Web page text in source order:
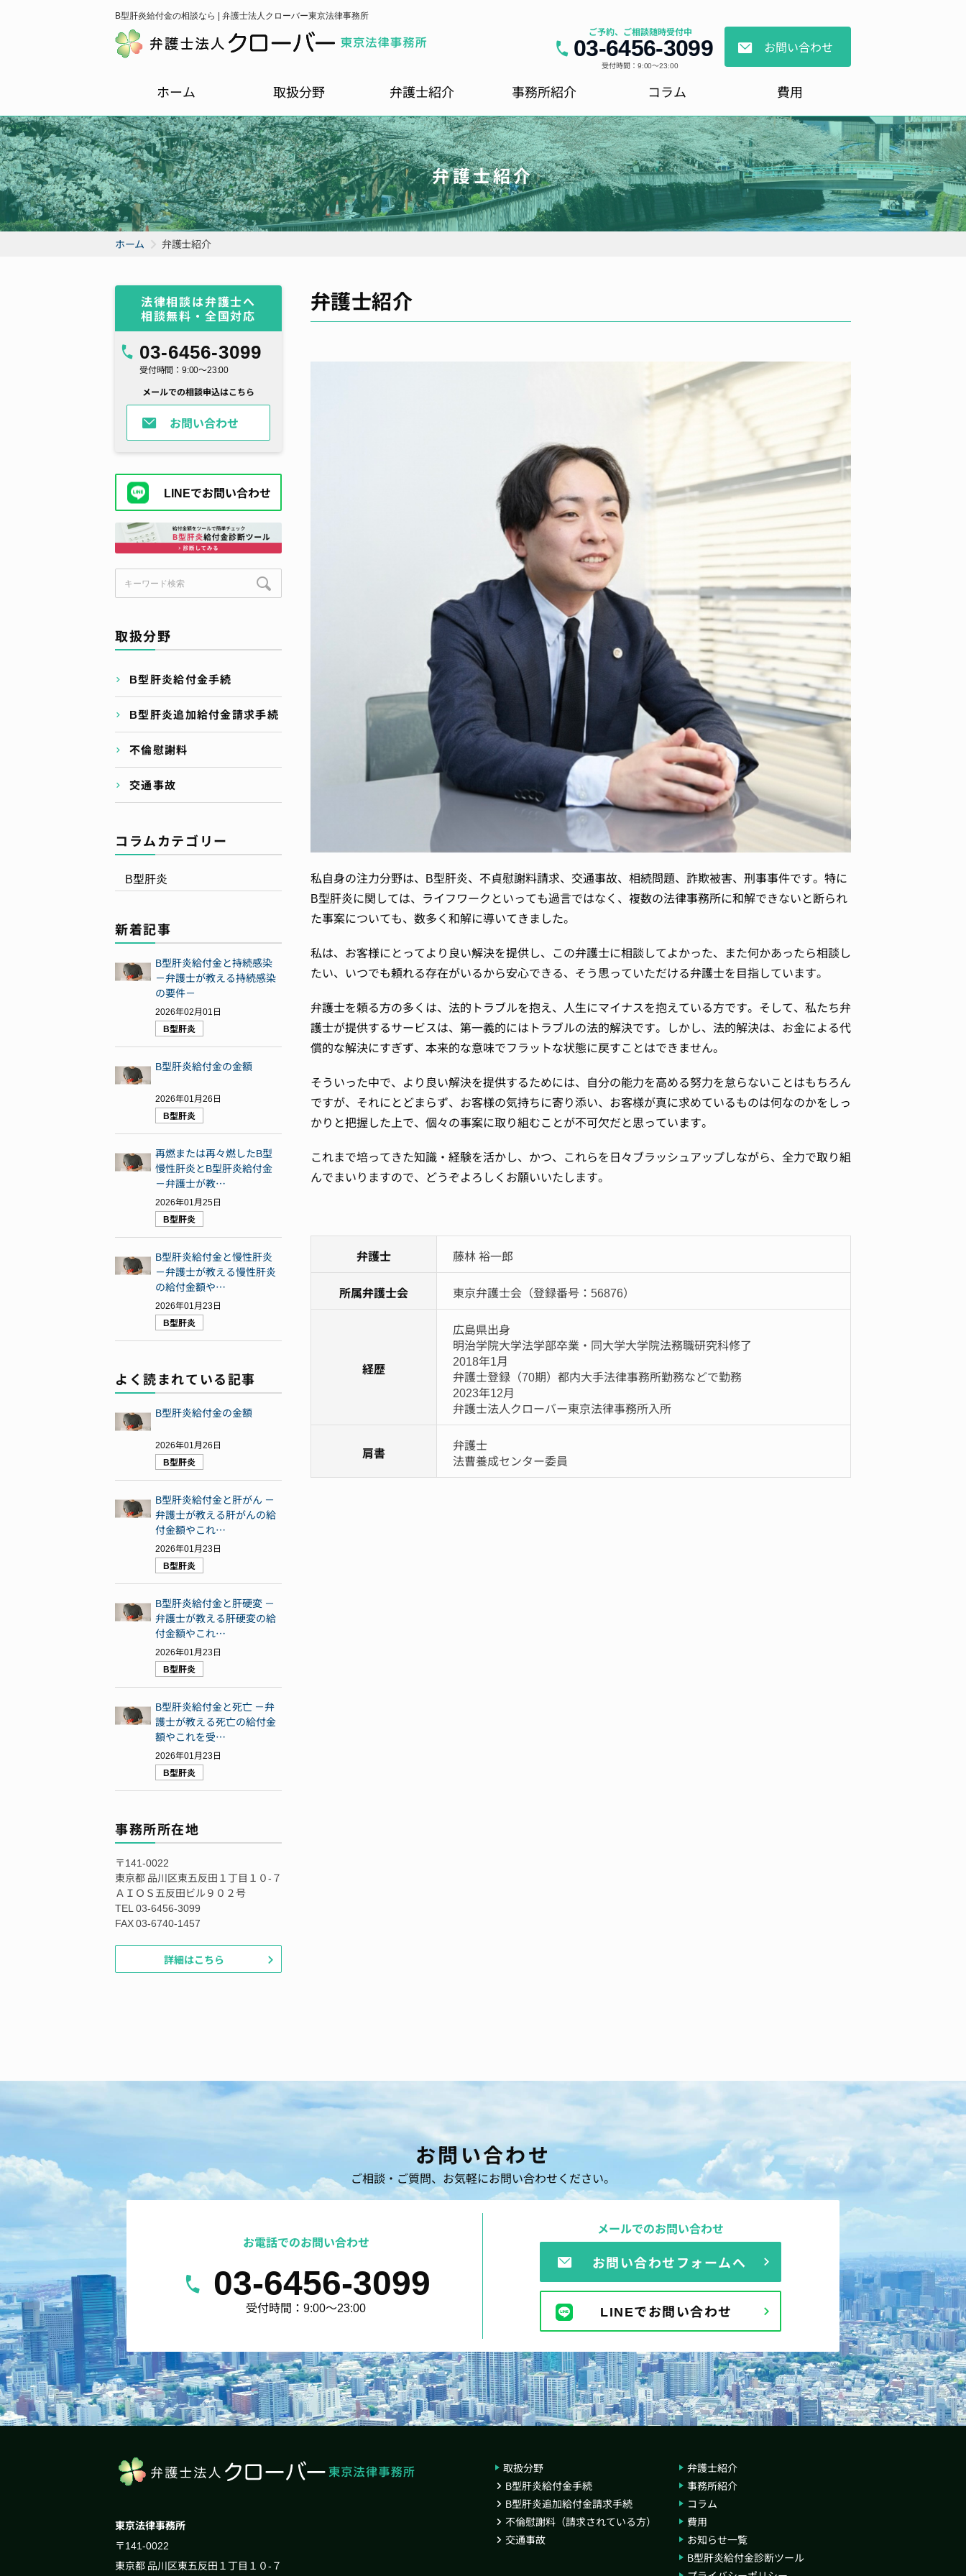
B型肝炎給付金の相談なら | 弁護士法人クローバー東京法律事務所
ご予約、ご相談随時受付中
03-6456-3099
受付時間：9:00～23:00
お問い合わせ
ホーム 取扱分野 弁護士紹介 事務所紹介 コラム 費用
弁護士紹介
ホーム 弁護士紹介
弁護士紹介
私自身の注力分野は、B型肝炎、不貞慰謝料請求、交通事故、相続問題、詐欺被害、刑事事件です。特に
B型肝炎に関しては、ライフワークといっても過言ではなく、複数の法律事務所に和解できないと断られ
た事案についても、数多く和解に導いてきました。
私は、お客様にとってより良い解決を提供し、この弁護士に相談してよかった、また何かあったら相談し
たい、いつでも頼れる存在がいるから安心できる、そう思っていただける弁護士を目指しています。
弁護士を頼る方の多くは、法的トラブルを抱え、人生にマイナスを抱えている方です。そして、私たち弁
護士が提供するサービスは、第一義的にはトラブルの法的解決です。しかし、法的解決は、お金による代
償的な解決にすぎず、本来的な意味でフラットな状態に戻すことはできません。
そういった中で、より良い解決を提供するためには、自分の能力を高める努力を怠らないことはもちろん
ですが、それにとどまらず、お客様の気持ちに寄り添い、お客様が真に求めているものは何なのかをしっ
かりと把握した上で、個々の事案に取り組むことが不可欠だと思っています。
これまで培ってきた知識・経験を活かし、かつ、これらを日々ブラッシュアップしながら、全力で取り組
んでまいりますので、どうぞよろしくお願いいたします。
弁護士 藤林 裕一郎
所属弁護士会 東京弁護士会（登録番号：56876）
経歴
広島県出身
明治学院大学法学部卒業・同大学大学院法務職研究科修了
2018年1月
弁護士登録（70期）都内大手法律事務所勤務などで勤務
2023年12月
弁護士法人クローバー東京法律事務所入所
肩書
弁護士
法曹養成センター委員
法律相談は弁護士へ
相談無料・全国対応
03-6456-3099
受付時間：9:00～23:00
メールでの相談申込はこちら
お問い合わせ
LINEでお問い合わせ
取扱分野
B型肝炎給付金手続
B型肝炎追加給付金請求手続
不倫慰謝料
交通事故
コラムカテゴリー
B型肝炎
新着記事
B型肝炎給付金と持続感染
－弁護士が教える持続感染
の要件－
2026年02月01日
B型肝炎
B型肝炎給付金の金額
2026年01月26日
B型肝炎
再燃または再々燃したB型
慢性肝炎とB型肝炎給付金
－弁護士が教…
2026年01月25日
B型肝炎
B型肝炎給付金と慢性肝炎
－弁護士が教える慢性肝炎
の給付金額や…
2026年01月23日
B型肝炎
よく読まれている記事
B型肝炎給付金の金額
2026年01月26日
B型肝炎
B型肝炎給付金と肝がん －
弁護士が教える肝がんの給
付金額やこれ…
2026年01月23日
B型肝炎
B型肝炎給付金と肝硬変 －
弁護士が教える肝硬変の給
付金額やこれ…
2026年01月23日
B型肝炎
B型肝炎給付金と死亡 －弁
護士が教える死亡の給付金
額やこれを受…
2026年01月23日
B型肝炎
事務所所在地
〒141-0022
東京都 品川区東五反田１丁目１０-７
ＡＩＯＳ五反田ビル９０２号
TEL 03-6456-3099
FAX 03-6740-1457
詳細はこちら
お問い合わせ
ご相談・ご質問、お気軽にお問い合わせください。
お電話でのお問い合わせ
03-6456-3099
受付時間：9:00～23:00
メールでのお問い合わせ
お問い合わせフォームへ
LINEでお問い合わせ
東京法律事務所
〒141-0022
東京都 品川区東五反田１丁目１０-７
取扱分野
B型肝炎給付金手続
B型肝炎追加給付金請求手続
不倫慰謝料（請求されている方）
交通事故
弁護士紹介
事務所紹介
コラム
費用
お知らせ一覧
B型肝炎給付金診断ツール